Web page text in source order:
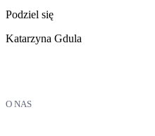
Podziel się
Katarzyna Gdula
O NAS